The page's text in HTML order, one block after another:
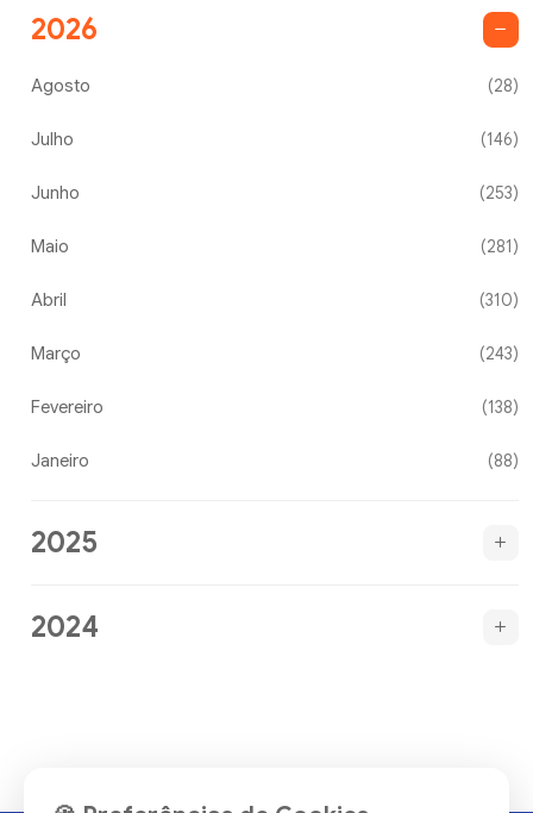
2026
Agosto (28)
Julho (146)
Junho (253)
Maio (281)
Abril (310)
Março (243)
Fevereiro (138)
Janeiro (88)
2025
2024